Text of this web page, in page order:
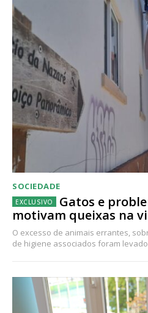
SOCIEDADE
Gatos e
motivam queixas na
O excesso de animais errantes,
de higiene associados foram